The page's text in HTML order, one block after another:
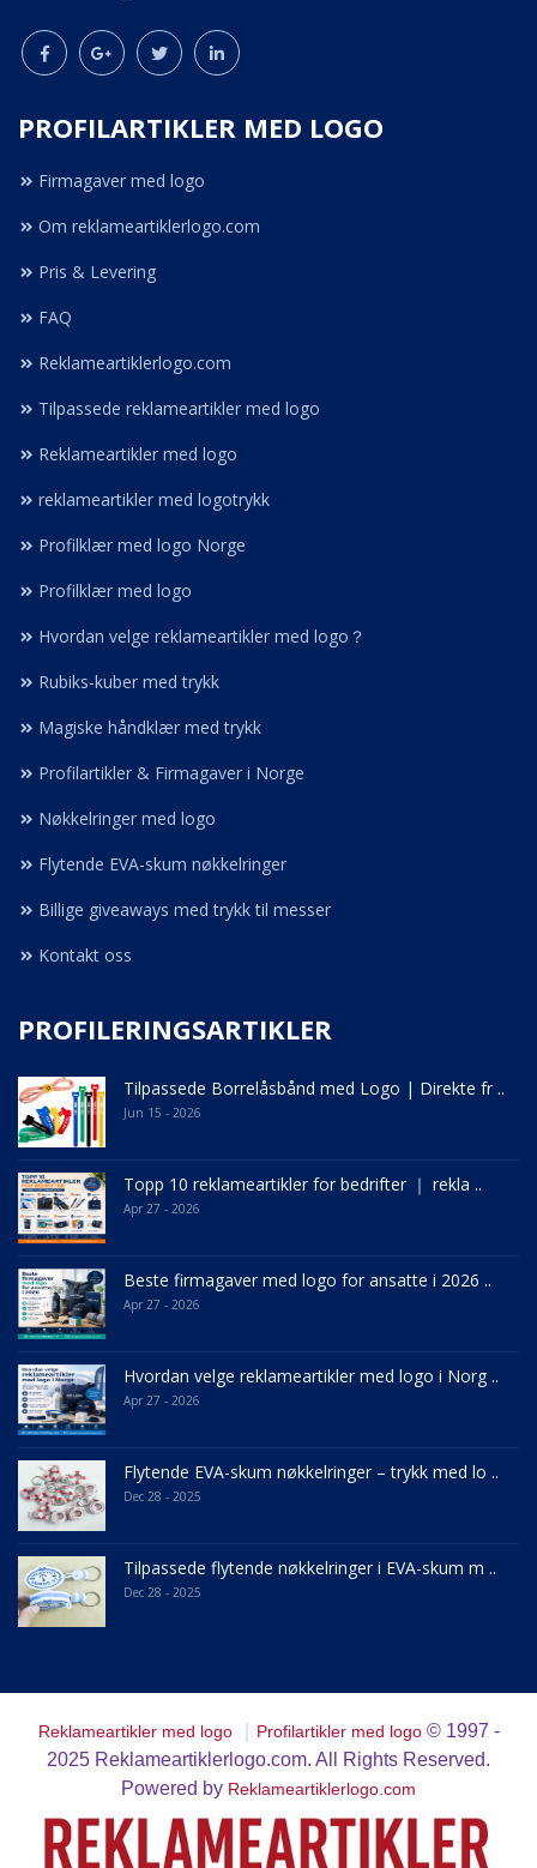
PROFILARTIKLER MED LOGO
Firmagaver med logo
Om reklameartiklerlogo.com
Pris & Levering
FAQ
Reklameartiklerlogo.com
Tilpassede reklameartikler med logo
Reklameartikler med logo
reklameartikler med logotrykk
Profilklær med logo Norge
Profilklær med logo
Hvordan velge reklameartikler med logo？
Rubiks-kuber med trykk
Magiske håndklær med trykk
Profilartikler & Firmagaver i Norge
Nøkkelringer med logo
Flytende EVA-skum nøkkelringer
Billige giveaways med trykk til messer
Kontakt oss
PROFILERINGSARTIKLER
Tilpassede Borrelåsbånd med Logo | Direkte fr ..
Jun 15 - 2026
Topp 10 reklameartikler for bedrifter ｜ rekla ..
Apr 27 - 2026
Beste firmagaver med logo for ansatte i 2026 ..
Apr 27 - 2026
Hvordan velge reklameartikler med logo i Norg ..
Apr 27 - 2026
Flytende EVA-skum nøkkelringer – trykk med lo ..
Dec 28 - 2025
Tilpassede flytende nøkkelringer i EVA-skum m ..
Dec 28 - 2025
Reklameartikler med logo｜ Profilartikler med logo © 1997 -
2025 Reklameartiklerlogo.com. All Rights Reserved.
Powered by Reklameartiklerlogo.com